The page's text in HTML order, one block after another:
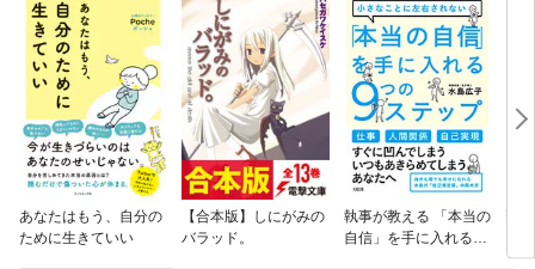
あなたはもう、自分の
ために生きていい
【合本版】しにがみの
バラッド。
執事が教える 「本当の
自信」を手に入れる9
斎